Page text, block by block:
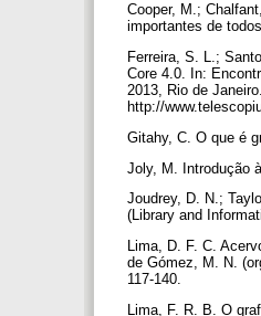
Cooper, M.;
importantes de
Ferreira, S. L.;
Core 4.0. In:
2013, Rio de
http://
Gitahy, C. O que é
Joly, M. Introdução
Joudrey, D. N.;
(Library and
Lima, D. F. C.
de Gómez, M. N.
117-140.
Lima, F. R. B. O